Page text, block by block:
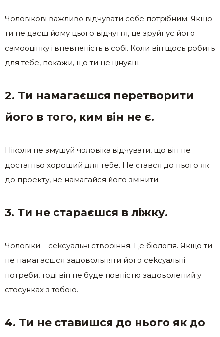
Чоловікові важливо відчувати себе потрібним. Якщо
ти не даєш йому цього відчуття, це зруйнує його
самооцінку і впевненість в собі. Коли він щось робить
для тебе, покажи, що ти це цінуєш.
2. Ти намагаєшся перетворити
його в того, ким він не є.
Ніколи не змушуй чоловіка відчувати, що він не
достатньо хороший для тебе. Не стався до нього як
до проекту, не намагайся його змінити.
3. Ти не стараєшся в ліжку.
Чоловіки – сеkсуальні створіння. Це біологія. Якщо ти
не намагаєшся задовольняти його сеkсуальні
потреби, тоді він не буде повністю задоволений у
стосунках з тобою.
4. Ти не ставишся до нього як до